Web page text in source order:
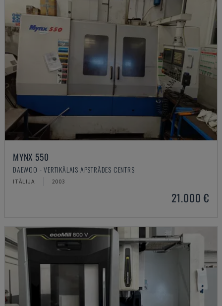
MYNX 550
DAEWOO - VERTIKĀLAIS APSTRĀDES CENTRS
ITĀLIJA 2003
21.000 €